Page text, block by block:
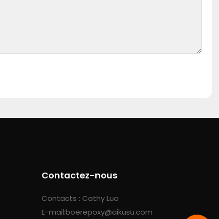
Contactez-nous
Contacts : Cathy Luo
E-mail:boerepoxy@aikusu.com